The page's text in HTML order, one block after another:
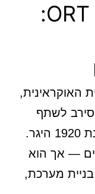
הגירה וארגון עולמי ORT:
האוקראינית,
סירב לשתף
פעולה עם הבולשביקים ובסוף שנת 1920 היגר.
— אך הוא
מערכת,